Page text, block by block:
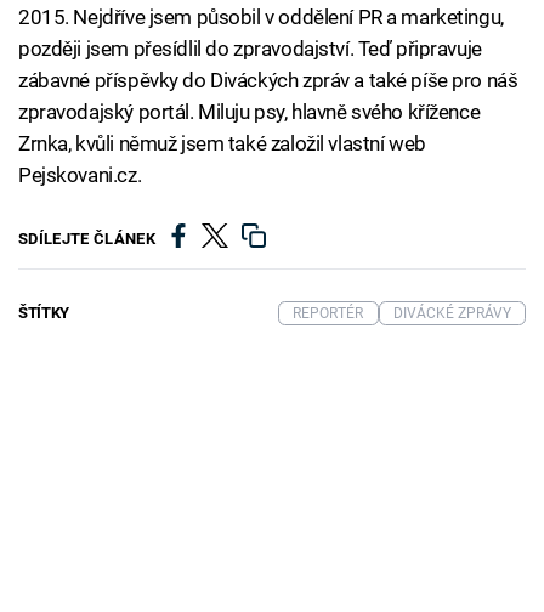
2015. Nejdříve jsem působil v oddělení PR a marketingu,
později jsem přesídlil do zpravodajství. Teď připravuje
zábavné příspěvky do Diváckých zpráv a také píše pro náš
zpravodajský portál. Miluju psy, hlavně svého křížence
Zrnka, kvůli němuž jsem také založil vlastní web
Pejskovani.cz.
SDÍLEJTE ČLÁNEK
ŠTÍTKY REPORTÉR DIVÁCKÉ ZPRÁVY